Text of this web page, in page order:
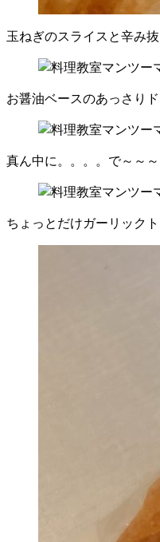
玉ねぎのスライスと辛み
お醤油ベースのあっさり
真ん中に。。。。で～～
ちょっとだけガーリックト